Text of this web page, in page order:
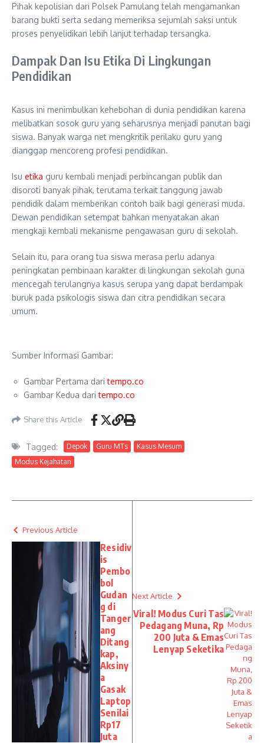
Pihak kepolisian dari Polsek Pamulang telah mengamankan
barang bukti serta sedang memeriksa sejumlah saksi untuk
proses penyelidikan lebih lanjut terhadap tersangka.
Dampak Dan Isu Etika Di Lingkungan
Pendidikan
Kasus ini menimbulkan kehebohan di dunia pendidikan karena
melibatkan sosok guru yang seharusnya menjadi panutan bagi
siswa. Banyak warga net mengkritik perilaku guru yang
dianggap mencoreng profesi pendidikan.
Isu etika guru kembali menjadi perbincangan publik dan
disoroti banyak pihak, terutama terkait tanggung jawab
pendidik dalam memberikan contoh baik bagi generasi muda.
Dewan pendidikan setempat bahkan menyatakan akan
mengkaji kembali mekanisme pengawasan guru di sekolah.
Selain itu, para orang tua siswa merasa perlu adanya
peningkatan pembinaan karakter di lingkungan sekolah guna
mencegah terulangnya kasus serupa yang dapat berdampak
buruk pada psikologis siswa dan citra pendidikan secara
umum.
Sumber Informasi Gambar:
Gambar Pertama daritempo.co
Gambar Kedua daritempo.co
Share this Article
Tagged: Depok Guru MTs
Kasus Mesum
Modus Kejahatan
Previous Article
Residiv
is
Pembo
bol
Gudan
g di
Tanger
ang
Ditang
kap,
Aksiny
a
Gasak
Laptop
Senilai
Rp17
Juta
Next Article
Viral! Modus Curi Tas
Pedagang Muna, Rp
200 Juta & Emas
Lenyap Seketika